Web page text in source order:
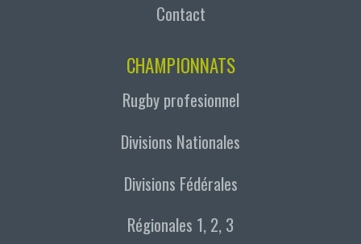
Contact
CHAMPIONNATS
Rugby profesionnel
Divisions Nationales
Divisions Fédérales
Régionales 1, 2, 3